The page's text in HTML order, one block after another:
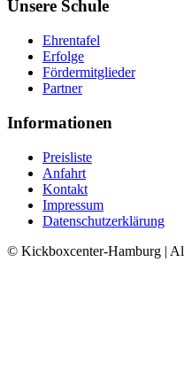
Unsere Schule
Ehrentafel
Erfolge
Fördermitglieder
Partner
Informationen
Preisliste
Anfahrt
Kontakt
Impressum
Datenschutzerklärung
© Kickboxcenter-Hamburg |